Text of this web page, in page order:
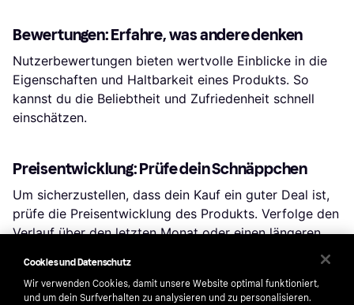
Bewertungen: Erfahre, was andere denken
Nutzerbewertungen bieten wertvolle Einblicke in die
Eigenschaften und Haltbarkeit eines Produkts. So
kannst du die Beliebtheit und Zufriedenheit schnell
einschätzen.
Preisentwicklung: Prüfe dein Schnäppchen
Um sicherzustellen, dass dein Kauf ein guter Deal ist,
prüfe die Preisentwicklung des Produkts. Verfolge den
Verlauf über den letzten Monat oder einen längeren
Zeitraum. Klicke auf „Shop wählen“, um den Verlauf für
eine bestimmte Filiale zu sehen.
Cookies und Datenschutz
Wir verwenden Cookies, damit unsere Website optimal funktioniert,
und um dein Surfverhalten zu analysieren und zu personalisieren.